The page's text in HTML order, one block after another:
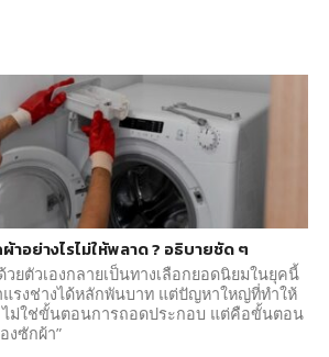
าอย่างไรไม่ให้พลาด ? อธิบายชัด ๆ
ยตัวเองกลายเป็นทางเลือกยอดนิยมในยุคนี้
แรงช่างได้หลักพันบาท แต่ปัญหาใหญ่ที่ทำให้
ไม่ใช่ขั้นตอนการถอดประกอบ แต่คือขั้นตอน
งซักผ้า”